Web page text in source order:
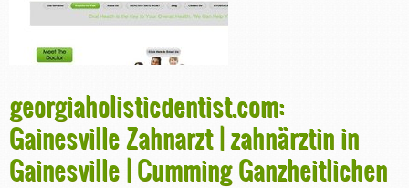
georgiaholisticdentist.com:
Gainesville Zahnarzt | zahnärztin in
Gainesville | Cumming Ganzheitlichen